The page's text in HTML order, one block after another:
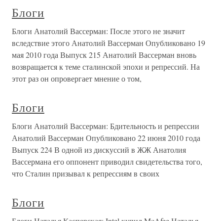
Блоги
Блоги Анатолий Вассерман: После этого не значит
вследствие этого Анатолий Вассерман Опубликовано 19
мая 2010 года Выпуск 215 Анатолий Вассерман вновь
возвращается к теме сталинской эпохи и репрессий. На
этот раз он опровергает мнение о том,
Блоги
Блоги Анатолий Вассерман: Бдительность и репрессии
Анатолий Вассерман Опубликовано 22 июня 2010 года
Выпуск 224 В одной из дискуссий в ЖЖ Анатолия
Вассермана его оппонент приводил свидетельства того,
что Сталин призывал к репрессиям в своих
Блоги